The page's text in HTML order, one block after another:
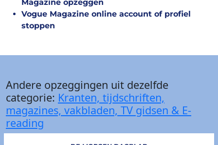
Magazine opzeggen
Vogue Magazine online account of profiel
stoppen
Andere opzeggingen uit dezelfde
categorie: Kranten, tijdschriften,
magazines, vakbladen, TV gidsen & E-
reading